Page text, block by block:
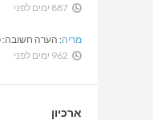
887 ימים לפני
מריה: הערה חשובה:
962 ימים לפני
ארכיון